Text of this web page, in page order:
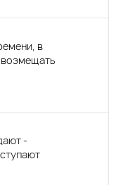
в
-